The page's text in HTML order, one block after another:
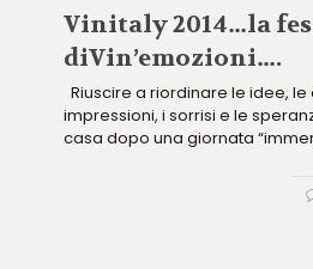
Vinitaly 2014…la
diVin’emozioni….
Riuscire a riordinare le idee, le
impressioni, i sorrisi e le
casa dopo una giornata